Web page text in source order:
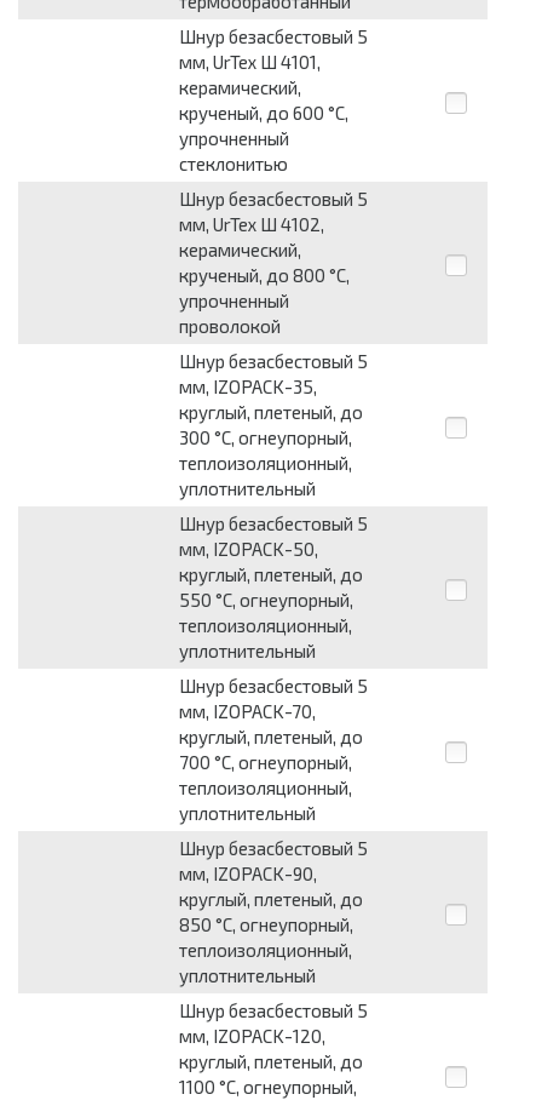
Шнур безасбестовый 5
мм, UrTex Ш 4101,
керамический,
крученый, до 600 °С,
упрочненный
стеклонитью
Шнур безасбестовый 5
мм, UrTex Ш 4102,
керамический,
крученый, до 800 °С,
упрочненный
проволокой
Шнур безасбестовый 5
мм, IZOPACK-35,
круглый, плетеный, до
300 °С, огнеупорный,
теплоизоляционный,
уплотнительный
Шнур безасбестовый 5
мм, IZOPACK-50,
круглый, плетеный, до
550 °С, огнеупорный,
теплоизоляционный,
уплотнительный
Шнур безасбестовый 5
мм, IZOPACK-70,
круглый, плетеный, до
700 °С, огнеупорный,
теплоизоляционный,
уплотнительный
Шнур безасбестовый 5
мм, IZOPACK-90,
круглый, плетеный, до
850 °С, огнеупорный,
теплоизоляционный,
уплотнительный
Шнур безасбестовый 5
мм, IZOPACK-120,
круглый, плетеный, до
1100 °С, огнеупорный,